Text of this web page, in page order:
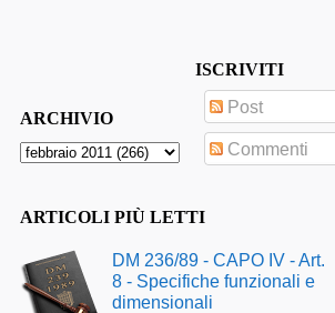
ARCHIVIO
ISCRIVITI
Post
Commenti
ARTICOLI PIÙ LETTI
DM 236/89 - CAPO IV - Art.
8 - Specifiche funzionali e
dimensionali